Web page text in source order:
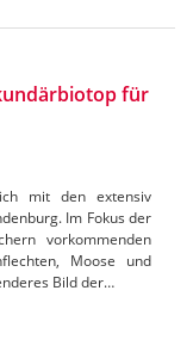
für
mit den extensiv
Im Fokus der
vorkommenden
Moose und
Bild der…